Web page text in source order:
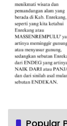
Popular